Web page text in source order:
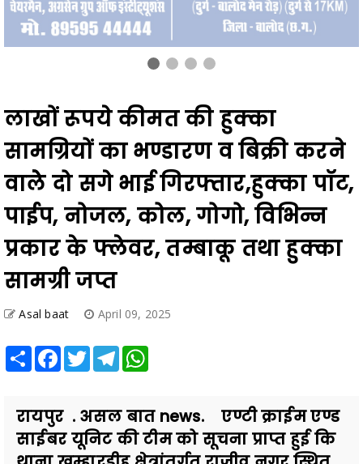
लाखों रूपये कीमत की हुक्का
सामग्रियों का भण्डारण व बिक्री करने
वालेे दो सगे भाई गिरफ्तार,हुक्का पॉट,
पाईप, नोजल, कोल, गोगो, विभिन्न
प्रकार के फ्लेवर, तम्बाकू तथा हुक्का
सामग्री जप्त
Asal baat April 09, 2025
Share Facebook
Twitter Telegram
रायपुर . असल बात news. एण्टी क्राईम एण्ड
साईबर यूनिट की टीम को सूचना प्राप्त हुई कि